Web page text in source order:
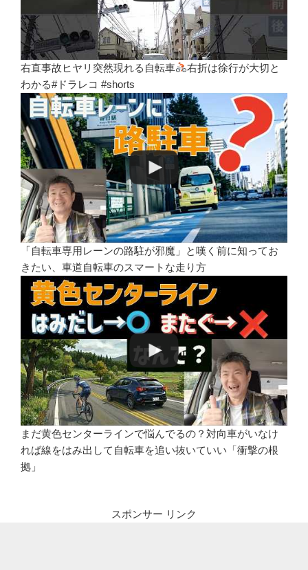
右直事故ヒヤリ突然現れる自転車
右折は徐行が大切と
わかる#ドラレコ #shorts
「自転車専用レーンの路駐が邪魔」と嘆く前に知ってお
きたい、車道自転車のスマートな走り方
まだ黄色センターラインで悩んでるの？対向車がいなけ
れば線をはみ出して自転車を追い抜いていい「衝撃の根
拠」
スポンサー リンク